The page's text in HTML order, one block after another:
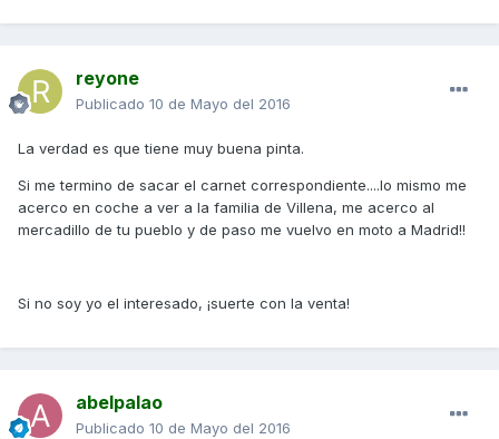
reyone
Publicado 10 de Mayo del 2016
La verdad es que tiene muy buena pinta.
Si me termino de sacar el carnet correspondiente....lo mismo me
acerco en coche a ver a la familia de Villena, me acerco al
mercadillo de tu pueblo y de paso me vuelvo en moto a Madrid!!
Si no soy yo el interesado, ¡suerte con la venta!
abelpalao
Publicado 10 de Mayo del 2016